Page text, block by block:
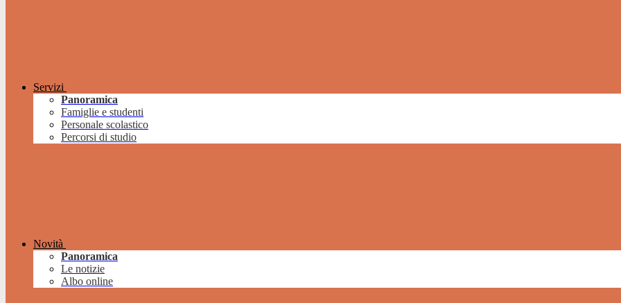
Servizi
Panoramica
Famiglie e studenti
Personale scolastico
Percorsi di studio
Novità
Panoramica
Le notizie
Albo online